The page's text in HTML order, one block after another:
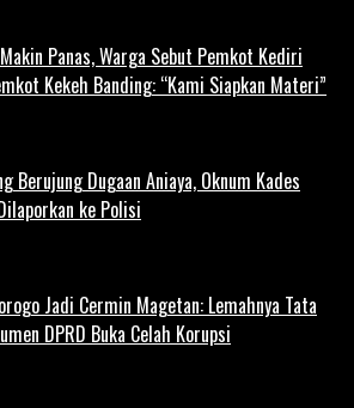
Panas, Warga Sebut Pemkot Kediri
Kekeh Banding: “Kami Siapkan Materi”
Berujung Dugaan Aniaya, Oknum Kades
ke Polisi
Jadi Cermin Magetan: Lemahnya Tata
DPRD Buka Celah Korupsi